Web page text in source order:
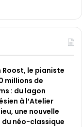
Roost, le pianiste
millions de
: du lagon
à l’Atelier
une nouvelle
du néo-classique